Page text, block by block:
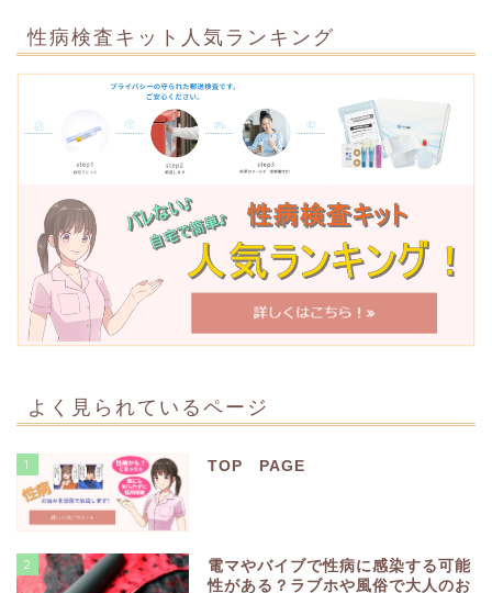
性病検査キット人気ランキング
よく見られているページ
1 TOP PAGE
2
電マやバイブで性病に感染する可能
性がある？ラブホや風俗で大人のお